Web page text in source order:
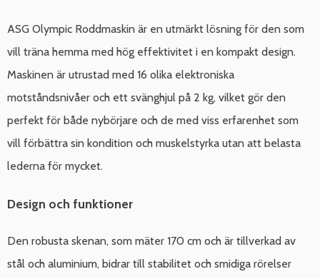
ASG Olympic Roddmaskin är en utmärkt lösning för den som
vill träna hemma med hög effektivitet i en kompakt design.
Maskinen är utrustad med 16 olika elektroniska
motståndsnivåer och ett svänghjul på 2 kg, vilket gör den
perfekt för både nybörjare och de med viss erfarenhet som
vill förbättra sin kondition och muskelstyrka utan att belasta
lederna för mycket.
Design och funktioner
Den robusta skenan, som mäter 170 cm och är tillverkad av
stål och aluminium, bidrar till stabilitet och smidiga rörelser